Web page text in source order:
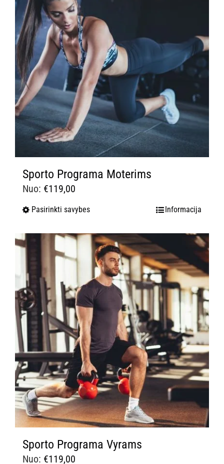
Sporto Programa Moterims
Nuo: €119,00
Pasirinkti savybes Informacija
Sporto Programa Vyrams
Nuo: €119,00